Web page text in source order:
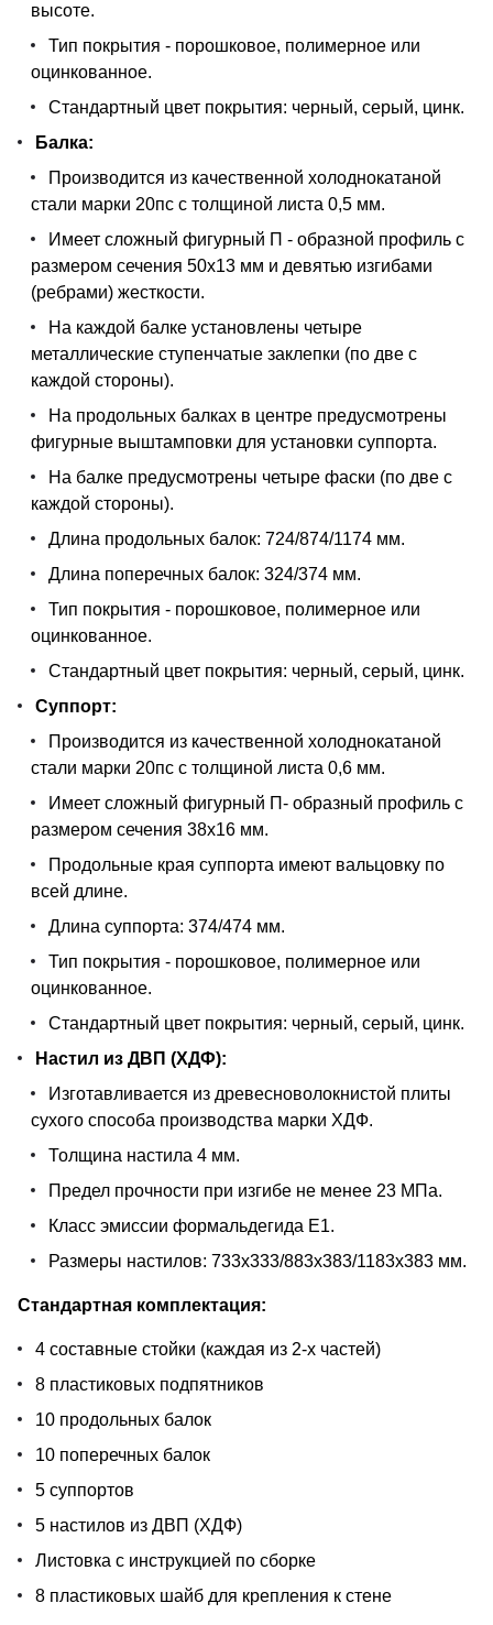
высоте.
Тип покрытия - порошковое, полимерное или
оцинкованное.
Стандартный цвет покрытия: черный, серый, цинк.
Балка:
Производится из качественной холоднокатаной
стали марки 20пс с толщиной листа 0,5 мм.
Имеет сложный фигурный П - образной профиль с
размером сечения 50х13 мм и девятью изгибами
(ребрами) жесткости.
На каждой балке установлены четыре
металлические ступенчатые заклепки (по две с
каждой стороны).
На продольных балках в центре предусмотрены
фигурные выштамповки для установки суппорта.
На балке предусмотрены четыре фаски (по две с
каждой стороны).
Длина продольных балок: 724/874/1174 мм.
Длина поперечных балок: 324/374 мм.
Тип покрытия - порошковое, полимерное или
оцинкованное.
Стандартный цвет покрытия: черный, серый, цинк.
Суппорт:
Производится из качественной холоднокатаной
стали марки 20пс с толщиной листа 0,6 мм.
Имеет сложный фигурный П- образный профиль с
размером сечения 38х16 мм.
Продольные края суппорта имеют вальцовку по
всей длине.
Длина суппорта: 374/474 мм.
Тип покрытия - порошковое, полимерное или
оцинкованное.
Стандартный цвет покрытия: черный, серый, цинк.
Настил из ДВП (ХДФ):
Изготавливается из древесноволокнистой плиты
сухого способа производства марки ХДФ.
Толщина настила 4 мм.
Предел прочности при изгибе не менее 23 МПа.
Класс эмиссии формальдегида Е1.
Размеры настилов: 733х333/883х383/1183х383 мм.
Стандартная комплектация:
4 составные стойки (каждая из 2-х частей)
8 пластиковых подпятников
10 продольных балок
10 поперечных балок
5 суппортов
5 настилов из ДВП (ХДФ)
Листовка с инструкцией по сборке
8 пластиковых шайб для крепления к стене